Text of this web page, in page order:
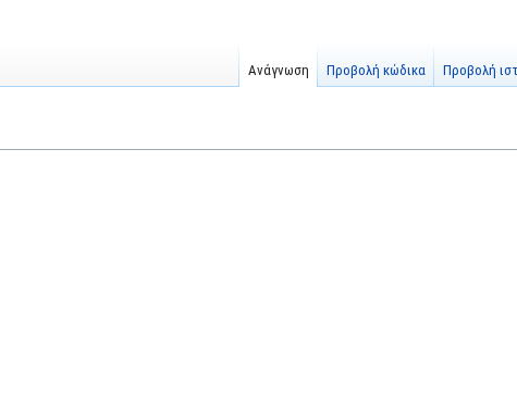
Ανάγνωση Προβολή κώδικα Προβολή